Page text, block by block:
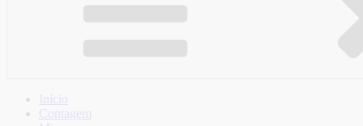
Início
Contagem